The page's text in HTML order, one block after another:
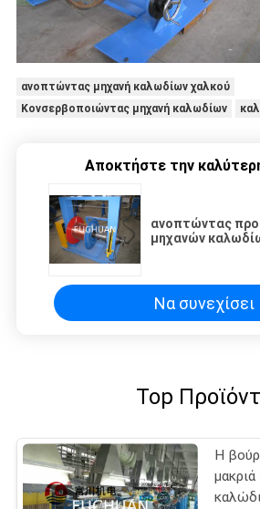
ανοπτώντας μηχανή καλωδίων χαλκού
Κονσερβοποιώντας μηχανή καλωδίων
Αποκτήστε την
ανοπτώντας
μηχανών
Να συνεχίσει
Top
Η